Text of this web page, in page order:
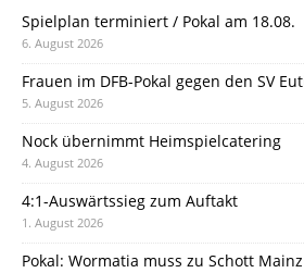
Spielplan terminiert / Pokal am 18.08.
6. August 2026
Frauen im DFB-Pokal gegen den SV
5. August 2026
Nock übernimmt Heimspielcatering
4. August 2026
4:1-Auswärtssieg zum Auftakt
1. August 2026
Pokal: Wormatia muss zu Schott Mainz